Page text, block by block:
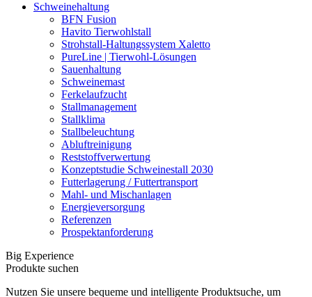
Schweinehaltung
BFN Fusion
Havito Tierwohlstall
Strohstall-Haltungssystem Xaletto
PureLine | Tierwohl-Lösungen
Sauenhaltung
Schweinemast
Ferkelaufzucht
Stallmanagement
Stallklima
Stallbeleuchtung
Abluftreinigung
Reststoffverwertung
Konzeptstudie Schweinestall 2030
Futterlagerung / Futtertransport
Mahl- und Mischanlagen
Energieversorgung
Referenzen
Prospektanforderung
Big Experience
Produkte suchen
Nutzen Sie unsere bequeme und intelligente Produktsuche, um